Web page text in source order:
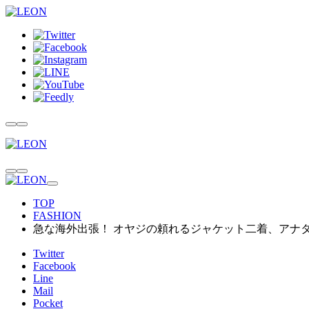
TOP
FASHION
急な海外出張！ オヤジの頼れるジャケット二着、アナ
Twitter
Facebook
Line
Mail
Pocket